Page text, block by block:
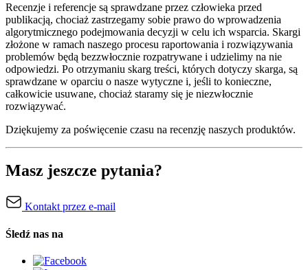
Recenzje i referencje są sprawdzane przez człowieka przed
publikacją, chociaż zastrzegamy sobie prawo do wprowadzenia
algorytmicznego podejmowania decyzji w celu ich wsparcia. Skargi
złożone w ramach naszego procesu raportowania i rozwiązywania
problemów będą bezzwłocznie rozpatrywane i udzielimy na nie
odpowiedzi. Po otrzymaniu skarg treści, których dotyczy skarga, są
sprawdzane w oparciu o nasze wytyczne i, jeśli to konieczne,
całkowicie usuwane, chociaż staramy się je niezwłocznie
rozwiązywać.
Dziękujemy za poświęcenie czasu na recenzję naszych produktów.
Masz jeszcze pytania?
Kontakt przez e-mail
Śledź nas na